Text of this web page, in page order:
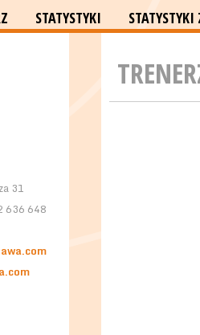
STATYSTYKI
31
636 648